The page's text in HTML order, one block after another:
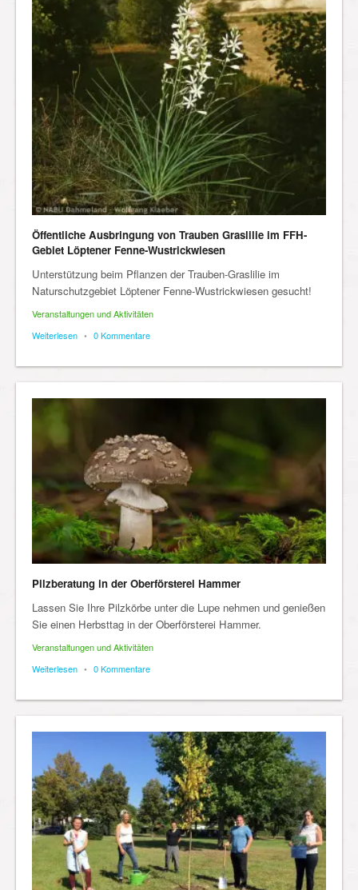
Öffentliche Ausbringung von Trauben Graslilie im FFH-
Gebiet Löptener Fenne-Wustrickwiesen
Unterstützung beim Pflanzen der Trauben-Graslilie im
Naturschutzgebiet Löptener Fenne-Wustrickwiesen gesucht!
Veranstaltungen und Aktivitäten
Weiterlesen • 0 Kommentare
Pilzberatung in der Oberförsterei Hammer
Lassen Sie Ihre Pilzkörbe unter die Lupe nehmen und genießen
Sie einen Herbsttag in der Oberförsterei Hammer.
Veranstaltungen und Aktivitäten
Weiterlesen • 0 Kommentare